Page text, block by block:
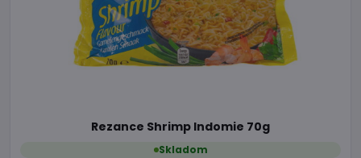
Rezance Shrimp Indomie 70g
Skladom